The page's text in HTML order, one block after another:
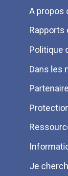
Menu
Pied
de
page
A propos
Rapports
Politique
Dans les
Je